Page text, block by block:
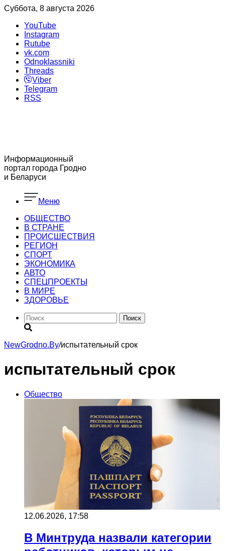
Суббота, 8 августа 2026
YouTube
Instagram
Rutube
vk.com
Odnoklassniki
Threads
Viber
Telegram
RSS
Информационный
портал города Гродно
и Беларуси
Меню
ОБЩЕСТВО
В СТРАНЕ
ПРОИСШЕСТВИЯ
РЕГИОН
CПОРТ
ЭКОНОМИКА
АВТО
СПЕЦПРОЕКТЫ
В МИРЕ
ЗДОРОВЬЕ
Поиск
NewGrodno.By/испытательный срок
испытательный срок
Общество
12.06.2026, 17:58
В Минтруда назвали категории